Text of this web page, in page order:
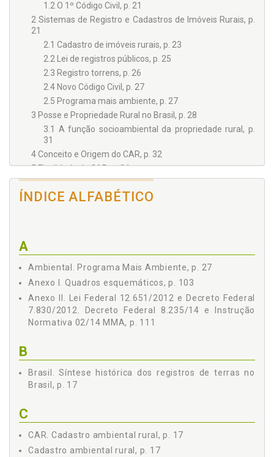
1.2 O 1º Código Civil, p. 21
2 Sistemas de Registro e Cadastros de Imóveis Rurais, p.
21
2.1 Cadastro de imóveis rurais, p. 23
2.2 Lei de registros públicos, p. 25
2.3 Registro torrens, p. 26
2.4 Novo Código Civil, p. 27
2.5 Programa mais ambiente, p. 27
3 Posse e Propriedade Rural no Brasil, p. 28
3.1 A função socioambiental da propriedade rural, p.
31
4 Conceito e Origem do CAR, p. 32
5 Finalidade do CAR, p. 34
6 Obrigatoriedade, p. 35
7 Objeto: Imóvel Rural, p. 36
11 Exigência de Georreferenciamento, p. 43
12 Regime Simplificado para Inscrição, p. 45
13 Comprovação da Posse ou Propriedade para Inscrição,
p. 47
14 Competência para Inscrição, p. 48
15 Dispensa da Averbação da Reserva Legal no Registro
17 Desmembramento de Imóvel no CAR e Perpetuidade
da Reserva Legal, p. 55
20 SICAR: Conceito, Criação e Regulamentação, p. 60
21 Conclusões, p. 61
II - PROGRAMA DE REGULARIZAÇÃO AMBIENTAL - PRA, p. 63
ÍNDICE ALFABÉTICO
A
Ambiental. Programa Mais Ambiente, p. 27
Anexo I. Quadros esquemáticos, p. 103
Anexo II. Lei Federal 12.651/2012 e Decreto Federal
7.830/2012. Decreto Federal 8.235/14 e Instrução
Normativa 02/14 MMA, p. 111
B
Brasil. Síntese histórica dos registros de terras no
Brasil, p. 17
C
CAR. Cadastro ambiental rural, p. 17
Cadastro ambiental rural, p. 17